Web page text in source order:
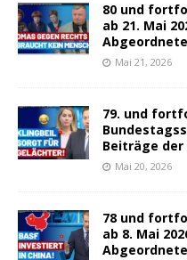
80 und
ab 21. Mai
Mai 21, 2026
79. und
Beiträge
Mai 20, 2026
78 und
ab 8. Mai